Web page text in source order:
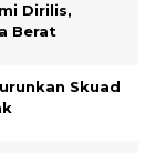
Dirilis,
Berat
Skuad